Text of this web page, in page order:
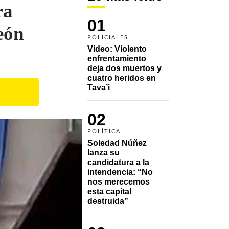
01
POLICIALES
Video: Violento
enfrentamiento
deja dos muertos y
cuatro heridos en
Tava’i
02
POLÍTICA
Soledad Núñez
lanza su
candidatura a la
intendencia: “No
nos merecemos
esta capital
destruida”